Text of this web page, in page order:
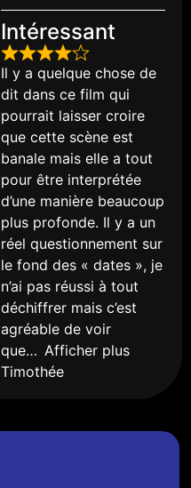
Intéressant
Il y a quelque chose de
dit dans ce film qui
pourrait laisser croire
que cette scène est
banale mais elle a tout
pour être interprétée
d’une manière beaucoup
plus profonde. Il y a un
réel questionnement sur
le fond des « dates », je
n’ai pas réussi à tout
déchiffrer mais c’est
agréable de voir
que
Afficher plus
Timothée